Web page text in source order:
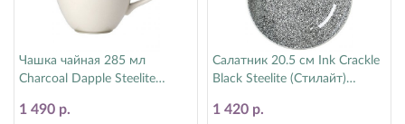
Чашка чайная 285 мл
Charcoal Dapple Steelite
1 490 р.
Салатник 20.5 см Ink Crackle
Black Steelite (Стилайт)
1 420 р.